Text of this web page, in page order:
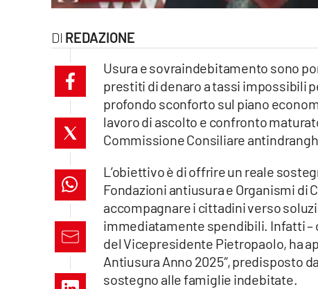
catanzarochannel.it
lacapitalenews.it
REDAZIONE
Usura e sovraindebitamento sono
prestiti di denaro a tassi impossibili
profondo sconforto sul piano
lavoro di ascolto e confronto
Commissione Consiliare
L’obiettivo è di offrire un reale
Fondazioni antiusura e Organismi di
accompagnare i cittadini verso
immediatamente spendibili. Infatti –
del Vicepresidente Pietropaolo, ha
Antiusura Anno 2025″, predisposto
sostegno alle famiglie indebitate.